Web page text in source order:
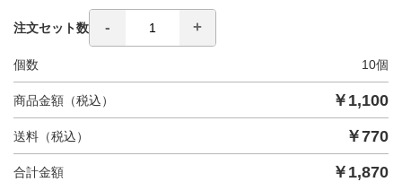
注文セット数
個数 10個
商品金額（税込） ￥ 1,100
送料（税込） ￥770
合計金額 ￥ 1,870